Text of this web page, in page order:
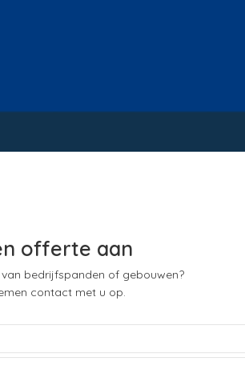
offerte aan
bedrijfspanden of gebouwen?
contact met u op.